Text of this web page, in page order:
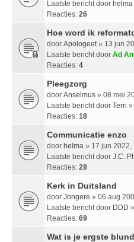
Laatste bericht door helma
Reacties: 26
Hoe word ik
door Apologeet » 13 jun
Laatste bericht door Ad
Reacties: 4
Pleegzorg
door Anselmus » 08 mei
Laatste bericht door Terri »
Reacties: 18
Communicatie enzo
door helma » 17 jun 2022,
Laatste bericht door J.C.
Reacties: 28
Kerk in Duitsland
door Jongere » 06 aug
Laatste bericht door DDD »
Reacties: 69
Wat is je ergste